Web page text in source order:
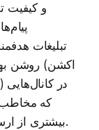
اکشن) روشن
که مخاطب
بیشتری از ارسال پیام به کانال‌های غیرمرتبط دارد.